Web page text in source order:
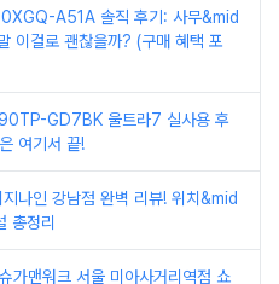
A51A 솔직 후기: 사무&mid
이걸로 괜찮을까? (구매 혜택 포
GD7BK 울트라7 실사용 후
여기서 끝!
나인 강남점 완벽 리뷰! 위치&mid
총정리
가맨워크 서울 미아사거리역점 쇼